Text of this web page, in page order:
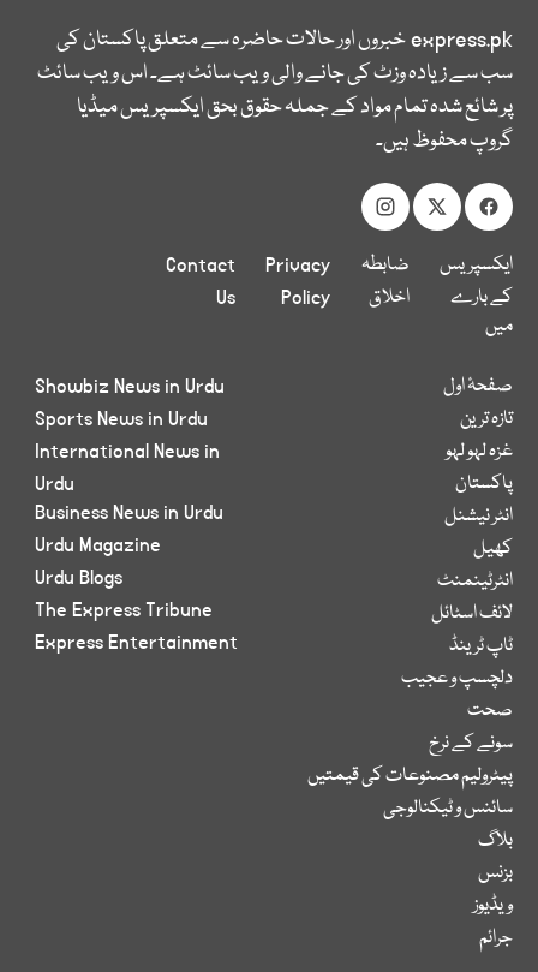
express.pkخبروں اور حالات حاضرہ سے متعلق پاکستان کی
سب سے زیادہ وزٹ کی جانے والی ویب سائٹ ہے۔ اس ویب سائٹ
پر شائع شدہ تمام مواد کے جملہ حقوق بحق ایکسپریس میڈیا
گروپ محفوظ ہیں۔
ایکسپریس
کے بارے
میں
ضابطہ
اخلاق
Privacy
Policy
Contact
Us
صفحۂ اول
تازہ ترین
غزہ لہو لہو
پاکستان
انٹر نیشنل
کھیل
انٹرٹینمنٹ
لائف اسٹائل
ٹاپ ٹرینڈ
دلچسپ و عجیب
صحت
سونے کے نرخ
پیٹرولیم مصنوعات کی قیمتیں
سائنس و ٹیکنالوجی
بلاگ
بزنس
ویڈیوز
جرائم
Showbiz News in Urdu
Sports News in Urdu
International News in
Urdu
Business News in Urdu
Urdu Magazine
Urdu Blogs
The Express Tribune
Express Entertainment